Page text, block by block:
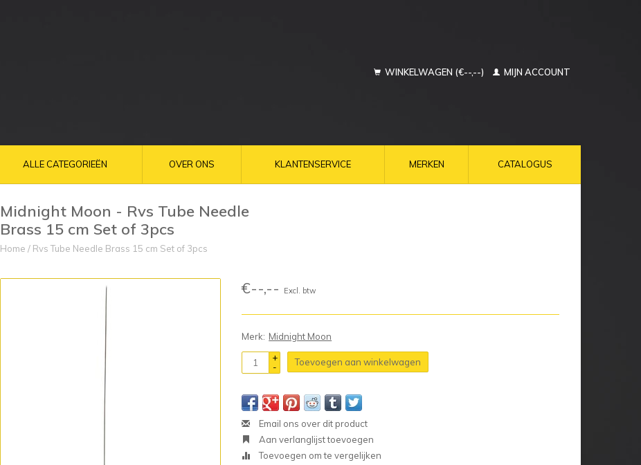
WINKELWAGEN (€--,--) MIJN ACCOUNT
ALLE CATEGORIEËN OVER ONS KLANTENSERVICE MERKEN CATALOGUS
Midnight Moon - Rvs Tube Needle
Brass 15 cm Set of 3pcs
Home / Rvs Tube Needle Brass 15 cm Set of 3pcs
€--,-- Excl. btw
Merk: Midnight Moon
+
-
Toevoegen aan winkelwagen
Email ons over dit product
Aan verlanglijst toevoegen
Toevoegen om te vergelijken